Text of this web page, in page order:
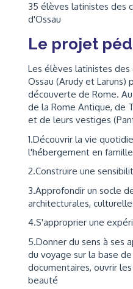
35 élèves latinistes des
d'Ossau
Le projet
Les élèves latinistes
Ossau (Arudy et Laruns)
découverte de Rome.
de la Rome Antique, de
et de leurs vestiges
1.Découvrir la vie
l'hébergement en
2.Construire une
3.Approfondir un socle
architecturales,
4.S'approprier une
5.Donner du sens à ses
du voyage sur la base
documentaires, ouvrir
beauté